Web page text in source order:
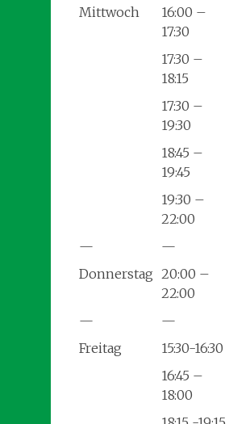
Mittwoch
16:00 –
17:30
17:30 –
18:15
17:30 –
19:30
18:45 –
19:45
19:30 –
22:00
— —
Donnerstag 20:00 –
22:00
— —
Freitag
15:30-16:30
16:45 –
18:00